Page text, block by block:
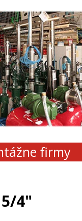
firmy
5/4"